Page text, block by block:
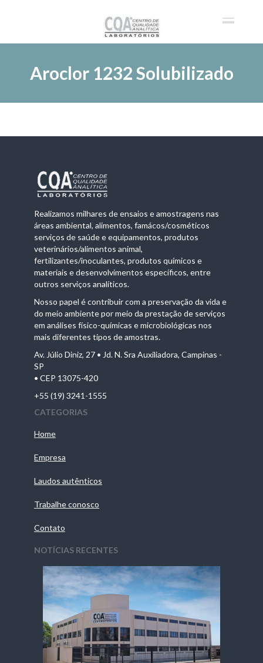
Aroclor 1232 Solubilizado
Realizamos milhares de ensaios e amostragens nas
áreas ambiental, alimentos, famácos/cosméticos
serviços de saúde e equipamentos, produtos
veterinários/alimentos animal,
fertilizantes/inoculantes, produtos químicos e
materiais e desenvolvimentos específicos, entre
outros serviços analíticos.
Nosso papel é contribuir com a preservação da vida e
do meio ambiente por meio da prestação de serviços
em análises físico-químicas e microbiológicas nos
mais diferentes tipos de amostras.
Av. Júlio Diniz, 27 • Jd. N. Sra Auxiliadora, Campinas -
SP
• CEP 13075-420
+55 (19) 3241-1555
CATEGORIAS
Home
Empresa
Laudos autênticos
Trabalhe conosco
Contato
NOTÍCIAS RECENTES